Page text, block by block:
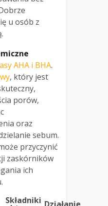
u osób z
AHA i BHA.
, który jest
porów,
oraz
sebum.
przyczynić
zaskórników
ich
Składniki